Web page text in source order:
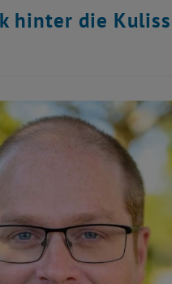
hinter die